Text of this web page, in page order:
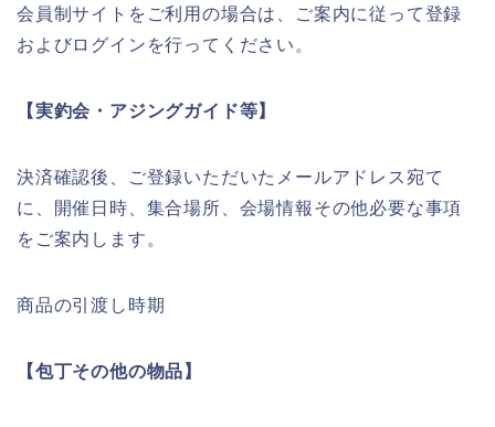
会員制サイトをご利用の場合は、ご案内に従って登録
およびログインを行ってください。
【実釣会・アジングガイド等】
決済確認後、ご登録いただいたメールアドレス宛て
に、開催日時、集合場所、会場情報その他必要な事項
をご案内します。
商品の引渡し時期
【包丁その他の物品】